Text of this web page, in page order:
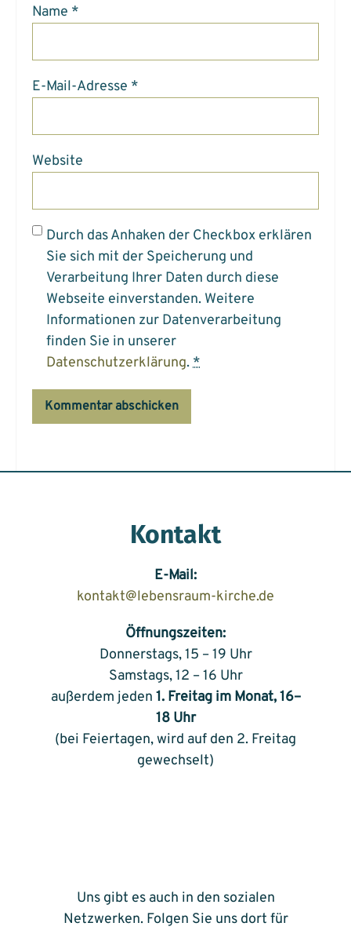
Name *
E-Mail-Adresse *
Website
Durch das Anhaken der Checkbox erklären
Sie sich mit der Speicherung und
Verarbeitung Ihrer Daten durch diese
Webseite einverstanden. Weitere
Informationen zur Datenverarbeitung
finden Sie in unserer
Datenschutzerklärung.*
Kontakt
E-Mail:
kontakt@lebensraum-kirche.de
Öffnungszeiten:
Donnerstags, 15 – 19 Uhr
Samstags, 12 – 16 Uhr
außerdem jeden 1. Freitag im Monat, 16–
18 Uhr
(bei Feiertagen, wird auf den 2. Freitag
gewechselt)
Uns gibt es auch in den sozialen
Netzwerken. Folgen Sie uns dort für